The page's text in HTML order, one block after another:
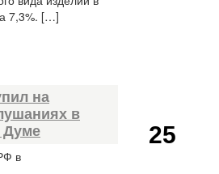
7,3%. […]
на
в
Думе
25
в